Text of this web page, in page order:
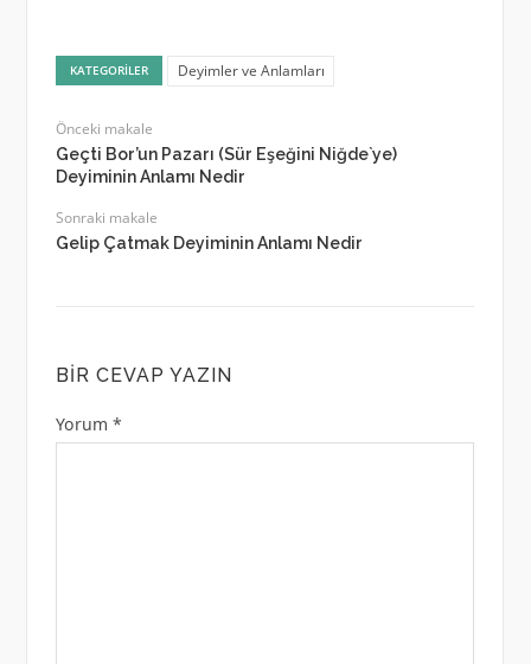
KATEGORILER Deyimler ve Anlamları
Önceki makale
Geçti Bor’un Pazarı (Sür Eşeğini Niğde`ye)
Deyiminin Anlamı Nedir
Sonraki makale
Gelip Çatmak Deyiminin Anlamı Nedir
BIR CEVAP YAZIN
Yorum *